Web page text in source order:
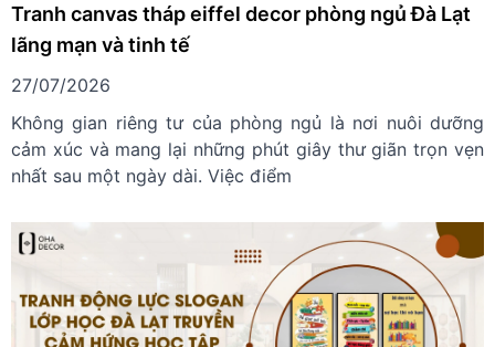
Tranh canvas tháp eiffel decor phòng ngủ Đà Lạt
lãng mạn và tinh tế
27/07/2026
Không gian riêng tư của phòng ngủ là nơi nuôi dưỡng
cảm xúc và mang lại những phút giây thư giãn trọn vẹn
nhất sau một ngày dài. Việc điểm